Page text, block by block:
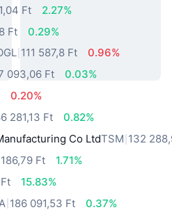
Ft
2.27%
Ft
0.29%
111 587,8 Ft
0.96%
093,06 Ft
0.03%
0.20%
281,13 Ft
0.82%
Co LtdTSM 132
Ft
1.71%
15.83%
186 091,53 Ft
0.37%